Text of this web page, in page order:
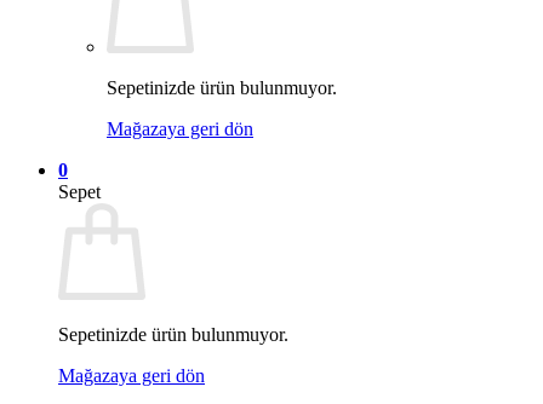
Sepetinizde ürün bulunmuyor.
Mağazaya geri dön
0
Sepet
Sepetinizde ürün bulunmuyor.
Mağazaya geri dön